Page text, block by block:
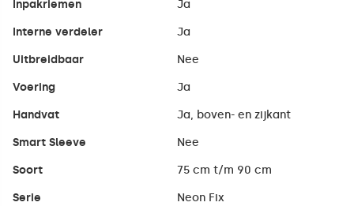
Inpakriemen Ja
Interne verdeler Ja
Uitbreidbaar Nee
Voering Ja
Handvat Ja, boven- en zijkant
Smart Sleeve Nee
Soort 75 cm t/m 90 cm
Serie Neon Fix